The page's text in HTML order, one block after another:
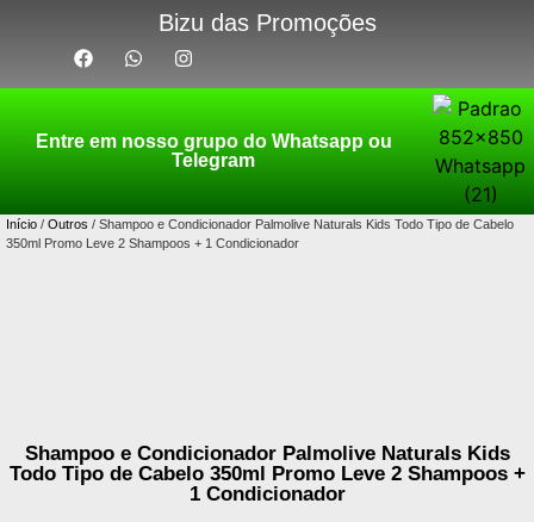
Bizu das Promoções
Entre em nosso grupo do Whatsapp ou
Telegram
Início / Outros / Shampoo e Condicionador Palmolive Naturals Kids Todo Tipo de Cabelo
350ml Promo Leve 2 Shampoos + 1 Condicionador
Shampoo e Condicionador Palmolive Naturals Kids
Todo Tipo de Cabelo 350ml Promo Leve 2 Shampoos +
1 Condicionador